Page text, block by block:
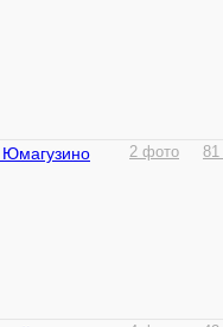
2 фото